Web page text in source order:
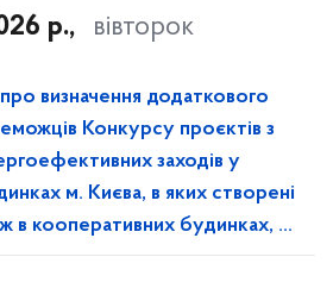
р., вівторок
визначення додаткового
Конкурсу проєктів з
заходів у
м. Києва, в яких створені
в кооперативних будинках, у